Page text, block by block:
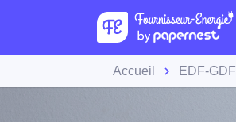
Accueil EDF-GDF